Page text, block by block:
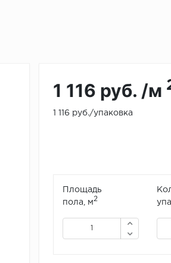
1 116 руб. /м
1 116 руб./упаковка
Площадь
пола, м2